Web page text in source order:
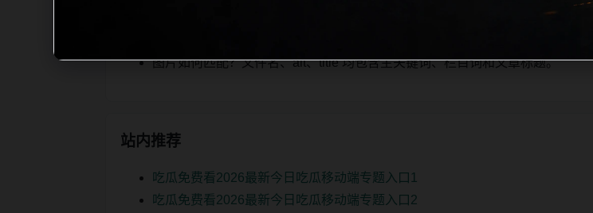
实时热榜后续如何更新？按每日少量、主题相关、图片本地化的方式持续补充。
图片如何匹配？文件名、alt、title 均包含主关键词、栏目词和文章标题。
站内推荐
吃瓜免费看2026最新今日吃瓜移动端专题入口1
吃瓜免费看2026最新今日吃瓜移动端专题入口2